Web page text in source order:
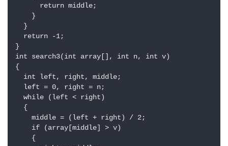
      return middle;
    }
  }
  return -1;
}
int search3(int array[], int n, int v)
{
  int left, right, middle;
  left = 0, right = n;
  while (left < right)
  {
    middle = (left + right) / 2;
    if (array[middle] > v)
    {